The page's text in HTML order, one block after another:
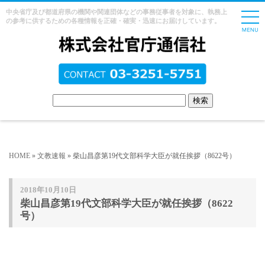
中央省庁及び都道府県の機関や関連団体などの事務従事者を対象に、執務上
の参考に供するための各種情報を正確・確実・迅速にお届けしています。
HOME » 文教速報 » 柴山昌彦第19代文部科学大臣が就任挨拶（8622号）
2018年10月10日
柴山昌彦第19代文部科学大臣が就任挨拶（8622
号）